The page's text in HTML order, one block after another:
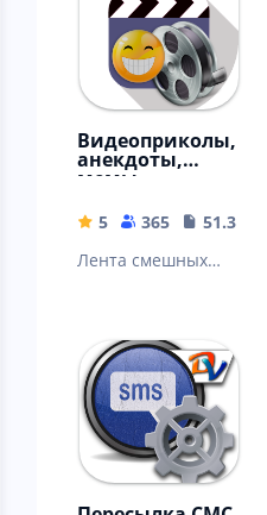
Видеоприколы,
анекдоты,
мемы
5 365
51.31 MB
Лента смешных
обновление
ежедневно